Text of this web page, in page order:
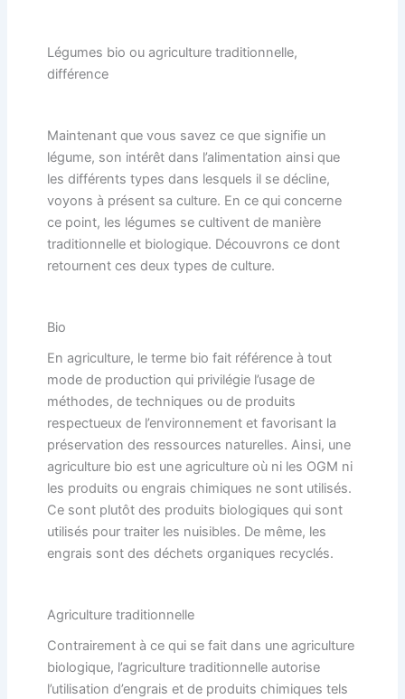
Légumes bio ou agriculture traditionnelle,
différence
Maintenant que vous savez ce que signifie un
légume, son intérêt dans l’alimentation ainsi que
les différents types dans lesquels il se décline,
voyons à présent sa culture. En ce qui concerne
ce point, les légumes se cultivent de manière
traditionnelle et biologique. Découvrons ce dont
retournent ces deux types de culture.
Bio
En agriculture, le terme bio fait référence à tout
mode de production qui privilégie l’usage de
méthodes, de techniques ou de produits
respectueux de l’environnement et favorisant la
préservation des ressources naturelles. Ainsi, une
agriculture bio est une agriculture où ni les OGM ni
les produits ou engrais chimiques ne sont utilisés.
Ce sont plutôt des produits biologiques qui sont
utilisés pour traiter les nuisibles. De même, les
engrais sont des déchets organiques recyclés.
Agriculture traditionnelle
Contrairement à ce qui se fait dans une agriculture
biologique, l’agriculture traditionnelle autorise
l’utilisation d’engrais et de produits chimiques tels